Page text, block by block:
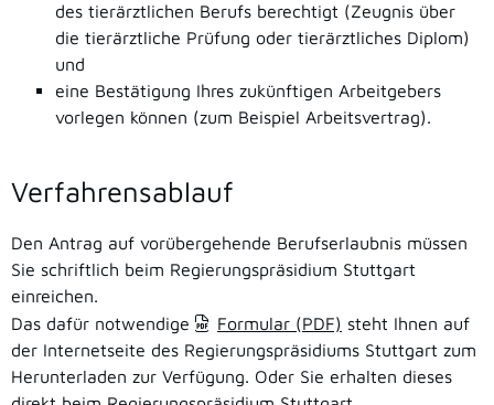
des tierärztlichen Berufs berechtigt (Zeugnis über
die tierärztliche Prüfung oder tierärztliches Diplom)
und
eine Bestätigung Ihres zukünftigen Arbeitgebers
vorlegen können (zum Beispiel Arbeitsvertrag).
Verfahrensablauf
Den Antrag auf vorübergehende Berufserlaubnis müssen
Sie schriftlich beim Regierungspräsidium Stuttgart
einreichen.
Das dafür notwendige
Formular (PDF) steht Ihnen auf
der Internetseite des Regierungspräsidiums Stuttgart zum
Herunterladen zur Verfügung. Oder Sie erhalten dieses